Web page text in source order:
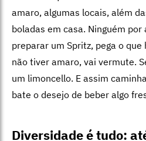
amaro, algumas locais, além
boladas em casa. Ninguém
preparar um Spritz, pega o que
não tiver amaro, vai vermute.
um limoncello. E assim
bate o desejo de beber algo
Diversidade é tudo: